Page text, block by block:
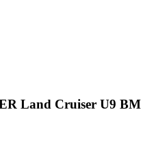
Land Cruiser U9 BM